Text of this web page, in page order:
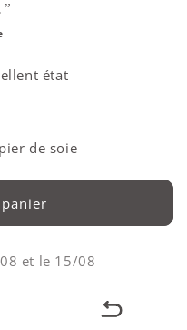
état
de soie
et le 15/08